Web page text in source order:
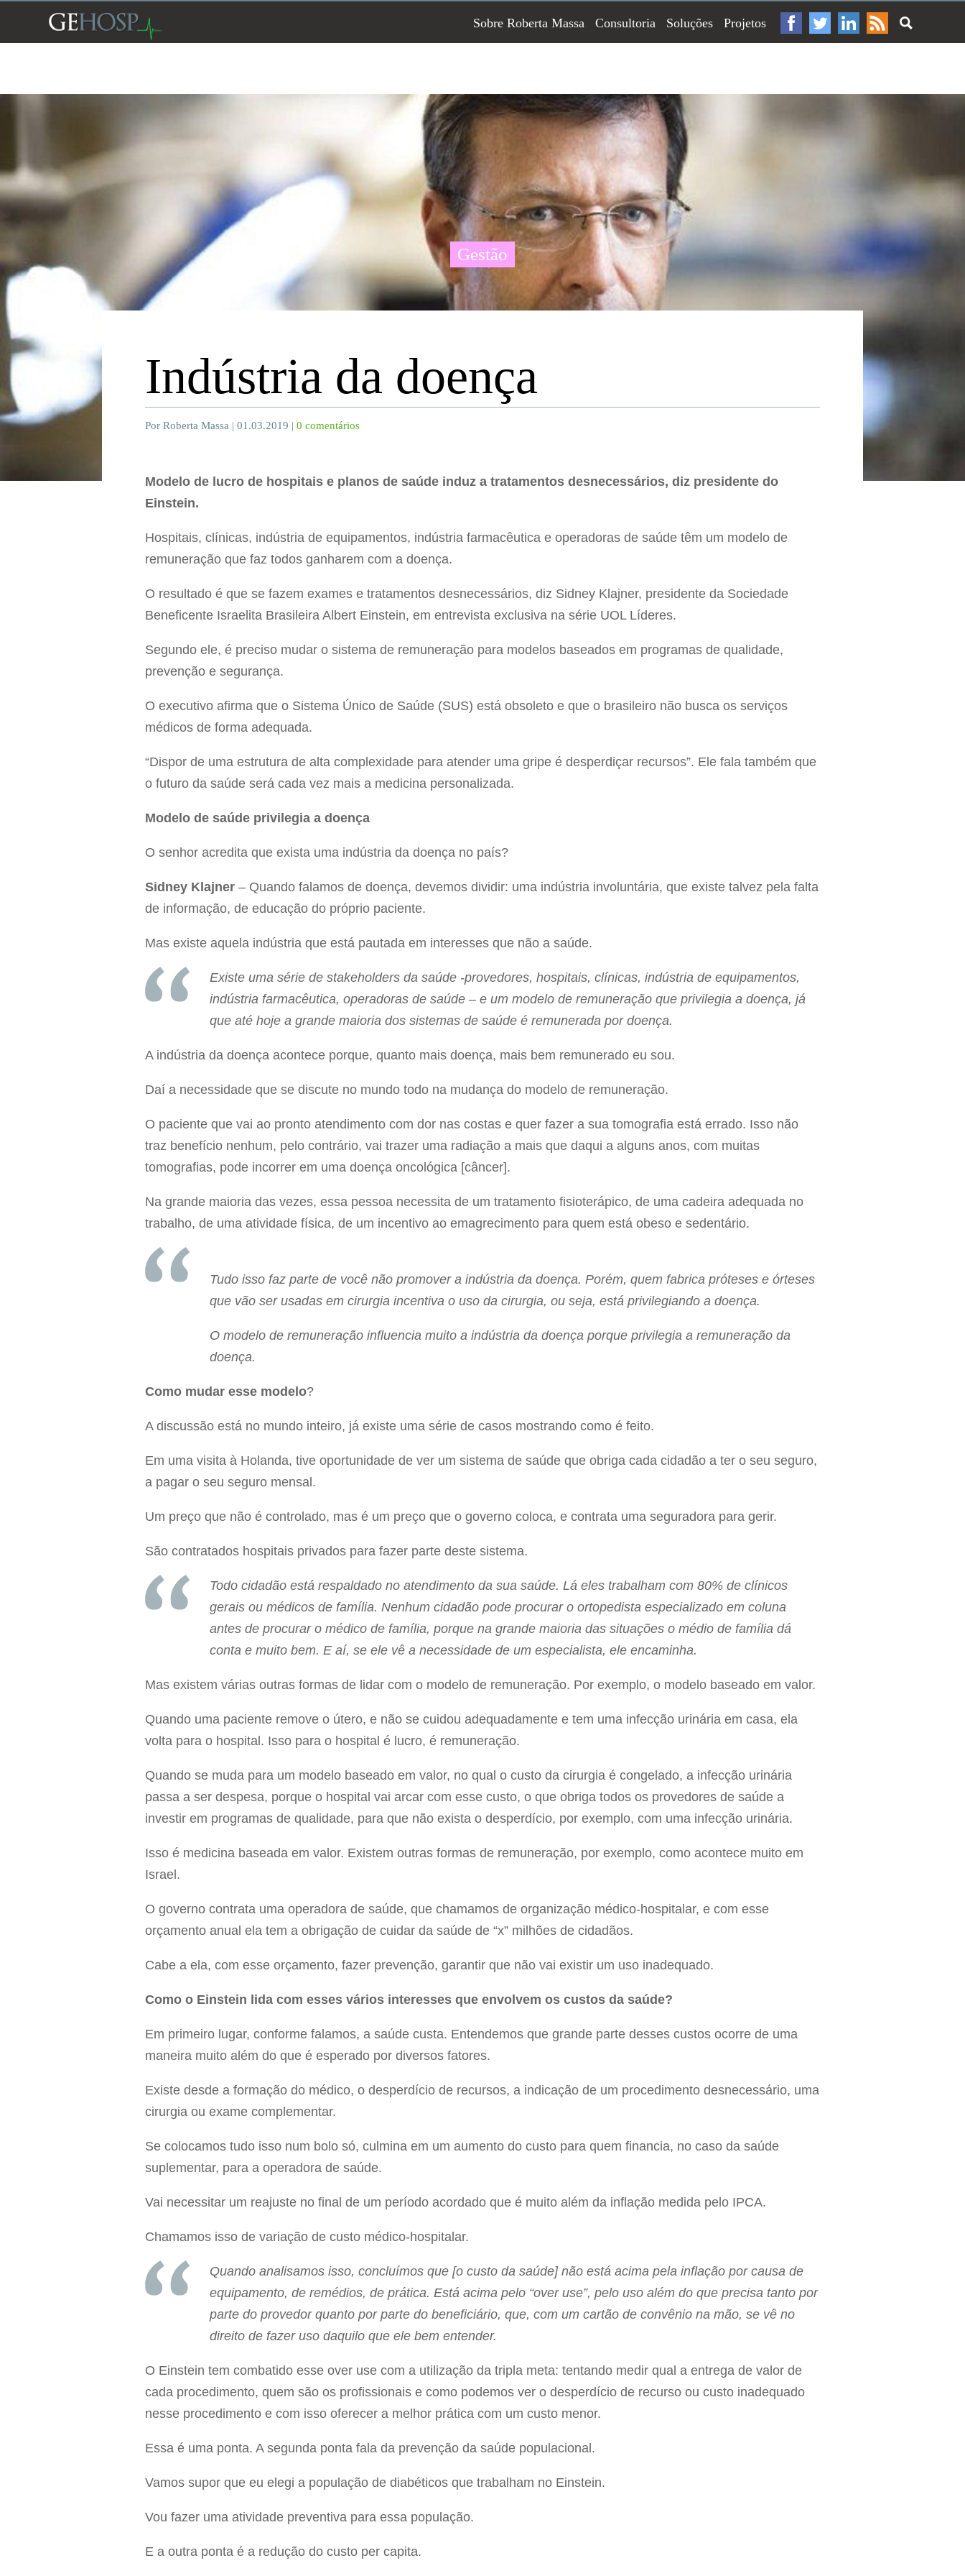
Sobre Roberta Massa Consultoria Soluções Projetos
Gestão
Indústria da doença
Por Roberta Massa | 01.03.2019 | 0 comentários
Modelo de lucro de hospitais e planos de saúde induz a tratamentos desnecessários, diz presidente do
Einstein.
Hospitais, clínicas, indústria de equipamentos, indústria farmacêutica e operadoras de saúde têm um modelo de
remuneração que faz todos ganharem com a doença.
O resultado é que se fazem exames e tratamentos desnecessários, diz Sidney Klajner, presidente da Sociedade
Beneficente Israelita Brasileira Albert Einstein, em entrevista exclusiva na série UOL Líderes.
Segundo ele, é preciso mudar o sistema de remuneração para modelos baseados em programas de qualidade,
prevenção e segurança.
O executivo afirma que o Sistema Único de Saúde (SUS) está obsoleto e que o brasileiro não busca os serviços
médicos de forma adequada.
“Dispor de uma estrutura de alta complexidade para atender uma gripe é desperdiçar recursos”. Ele fala também que
o futuro da saúde será cada vez mais a medicina personalizada.
Modelo de saúde privilegia a doença
O senhor acredita que exista uma indústria da doença no país?
Sidney Klajner – Quando falamos de doença, devemos dividir: uma indústria involuntária, que existe talvez pela falta
de informação, de educação do próprio paciente.
Mas existe aquela indústria que está pautada em interesses que não a saúde.
Existe uma série de stakeholders da saúde -provedores, hospitais, clínicas, indústria de equipamentos,
indústria farmacêutica, operadoras de saúde – e um modelo de remuneração que privilegia a doença, já
que até hoje a grande maioria dos sistemas de saúde é remunerada por doença.
A indústria da doença acontece porque, quanto mais doença, mais bem remunerado eu sou.
Daí a necessidade que se discute no mundo todo na mudança do modelo de remuneração.
O paciente que vai ao pronto atendimento com dor nas costas e quer fazer a sua tomografia está errado. Isso não
traz benefício nenhum, pelo contrário, vai trazer uma radiação a mais que daqui a alguns anos, com muitas
tomografias, pode incorrer em uma doença oncológica [câncer].
Na grande maioria das vezes, essa pessoa necessita de um tratamento fisioterápico, de uma cadeira adequada no
trabalho, de uma atividade física, de um incentivo ao emagrecimento para quem está obeso e sedentário.
Tudo isso faz parte de você não promover a indústria da doença. Porém, quem fabrica próteses e órteses
que vão ser usadas em cirurgia incentiva o uso da cirurgia, ou seja, está privilegiando a doença.
O modelo de remuneração influencia muito a indústria da doença porque privilegia a remuneração da
doença.
Como mudar esse modelo?
A discussão está no mundo inteiro, já existe uma série de casos mostrando como é feito.
Em uma visita à Holanda, tive oportunidade de ver um sistema de saúde que obriga cada cidadão a ter o seu seguro,
a pagar o seu seguro mensal.
Um preço que não é controlado, mas é um preço que o governo coloca, e contrata uma seguradora para gerir.
São contratados hospitais privados para fazer parte deste sistema.
Todo cidadão está respaldado no atendimento da sua saúde. Lá eles trabalham com 80% de clínicos
gerais ou médicos de família. Nenhum cidadão pode procurar o ortopedista especializado em coluna
antes de procurar o médico de família, porque na grande maioria das situações o médio de família dá
conta e muito bem. E aí, se ele vê a necessidade de um especialista, ele encaminha.
Mas existem várias outras formas de lidar com o modelo de remuneração. Por exemplo, o modelo baseado em valor.
Quando uma paciente remove o útero, e não se cuidou adequadamente e tem uma infecção urinária em casa, ela
volta para o hospital. Isso para o hospital é lucro, é remuneração.
Quando se muda para um modelo baseado em valor, no qual o custo da cirurgia é congelado, a infecção urinária
passa a ser despesa, porque o hospital vai arcar com esse custo, o que obriga todos os provedores de saúde a
investir em programas de qualidade, para que não exista o desperdício, por exemplo, com uma infecção urinária.
Isso é medicina baseada em valor. Existem outras formas de remuneração, por exemplo, como acontece muito em
Israel.
O governo contrata uma operadora de saúde, que chamamos de organização médico-hospitalar, e com esse
orçamento anual ela tem a obrigação de cuidar da saúde de “x” milhões de cidadãos.
Cabe a ela, com esse orçamento, fazer prevenção, garantir que não vai existir um uso inadequado.
Como o Einstein lida com esses vários interesses que envolvem os custos da saúde?
Em primeiro lugar, conforme falamos, a saúde custa. Entendemos que grande parte desses custos ocorre de uma
maneira muito além do que é esperado por diversos fatores.
Existe desde a formação do médico, o desperdício de recursos, a indicação de um procedimento desnecessário, uma
cirurgia ou exame complementar.
Se colocamos tudo isso num bolo só, culmina em um aumento do custo para quem financia, no caso da saúde
suplementar, para a operadora de saúde.
Vai necessitar um reajuste no final de um período acordado que é muito além da inflação medida pelo IPCA.
Chamamos isso de variação de custo médico-hospitalar.
Quando analisamos isso, concluímos que [o custo da saúde] não está acima pela inflação por causa de
equipamento, de remédios, de prática. Está acima pelo “over use”, pelo uso além do que precisa tanto por
parte do provedor quanto por parte do beneficiário, que, com um cartão de convênio na mão, se vê no
direito de fazer uso daquilo que ele bem entender.
O Einstein tem combatido esse over use com a utilização da tripla meta: tentando medir qual a entrega de valor de
cada procedimento, quem são os profissionais e como podemos ver o desperdício de recurso ou custo inadequado
nesse procedimento e com isso oferecer a melhor prática com um custo menor.
Essa é uma ponta. A segunda ponta fala da prevenção da saúde populacional.
Vamos supor que eu elegi a população de diabéticos que trabalham no Einstein.
Vou fazer uma atividade preventiva para essa população.
E a outra ponta é a redução do custo per capita.